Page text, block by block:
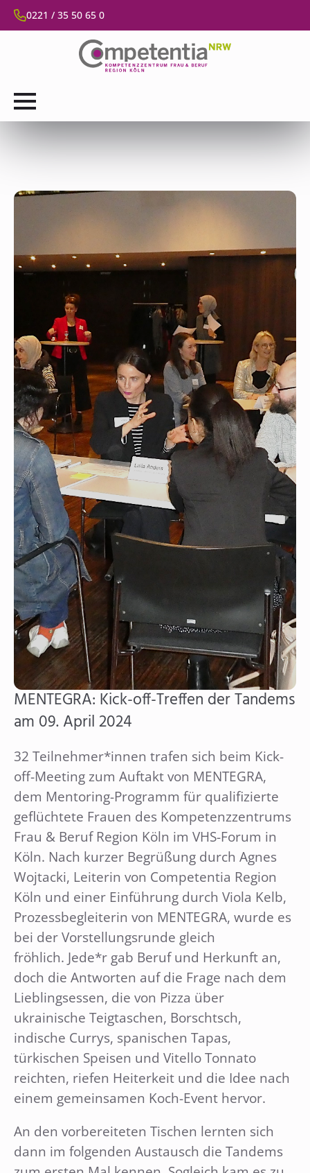
0221 / 35 50 65 0
MENTEGRA: Kick-off-Treffen der Tandems
am 09. April 2024
32 Teilnehmer*innen trafen sich beim Kick-
off-Meeting zum Auftakt von MENTEGRA,
dem Mentoring-Programm für qualifizierte
geflüchtete Frauen des Kompetenzzentrums
Frau & Beruf Region Köln im VHS-Forum in
Köln. Nach kurzer Begrüßung durch Agnes
Wojtacki, Leiterin von Competentia Region
Köln und einer Einführung durch Viola Kelb,
Prozessbegleiterin von MENTEGRA, wurde es
bei der Vorstellungsrunde gleich
fröhlich. Jede*r gab Beruf und Herkunft an,
doch die Antworten auf die Frage nach dem
Lieblingsessen, die von Pizza über
ukrainische Teigtaschen, Borschtsch,
indische Currys, spanischen Tapas,
türkischen Speisen und Vitello Tonnato
reichten, riefen Heiterkeit und die Idee nach
einem gemeinsamen Koch-Event hervor.
An den vorbereiteten Tischen lernten sich
dann im folgenden Austausch die Tandems